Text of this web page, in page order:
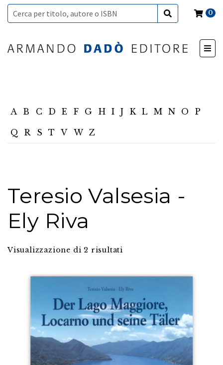
0
A B C D E F G H I J K L M N O P
Q R S T V W Z
Teresio Valsesia -
Ely Riva
Visualizzazione di 2 risultati